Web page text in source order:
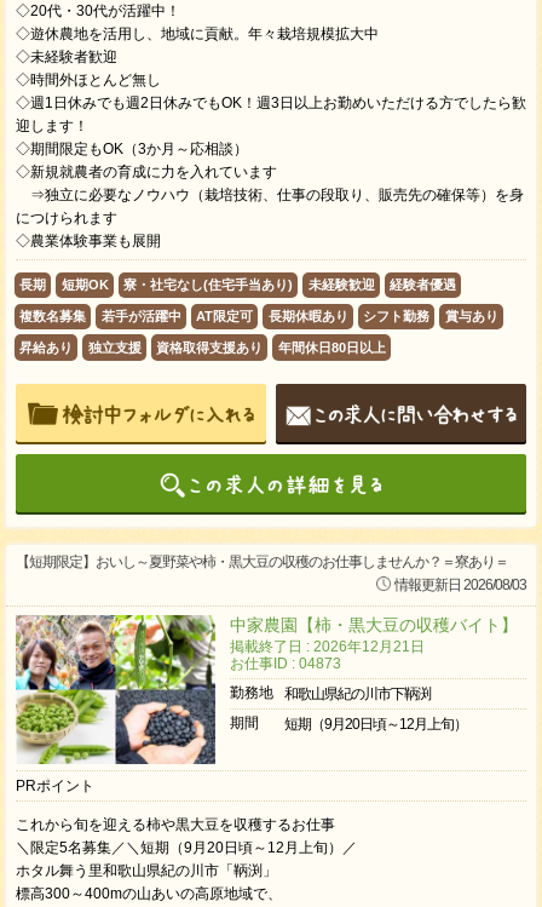
◇20代・30代が活躍中！
◇遊休農地を活用し、地域に貢献。年々栽培規模拡大中
◇未経験者歓迎
◇時間外ほとんど無し
◇週1日休みでも週2日休みでもOK！週3日以上お勤めいただける方でしたら歓
迎します！
◇期間限定もOK（3か月～応相談）
◇新規就農者の育成に力を入れています
⇒独立に必要なノウハウ（栽培技術、仕事の段取り、販売先の確保等）を身
につけられます
◇農業体験事業も展開
長期 短期OK 寮・社宅なし(住宅手当あり) 未経験歓迎 経験者優遇
複数名募集 若手が活躍中 AT限定可 長期休暇あり シフト勤務 賞与あり
昇給あり 独立支援 資格取得支援あり 年間休日80日以上
【短期限定】おいし～夏野菜や柿・黒大豆の収穫のお仕事しませんか？＝寮あり＝
情報更新日 2026/08/03
中家農園【柿・黒大豆の収穫バイト】
掲載終了日 : 2026年12月21日
お仕事ID : 04873
勤務地
和歌山県紀の川市下鞆渕
期間
短期（9月20日頃～12月上旬）
PRポイント
これから旬を迎える柿や黒大豆を収穫するお仕事
＼限定5名募集／＼短期（9月20日頃～12月上旬）／
ホタル舞う里和歌山県紀の川市「鞆渕」
標高300～400mの山あいの高原地域で、